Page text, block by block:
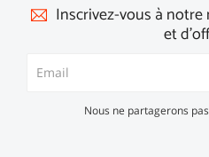
Inscrivez-vous à
et
Nous ne partagerons